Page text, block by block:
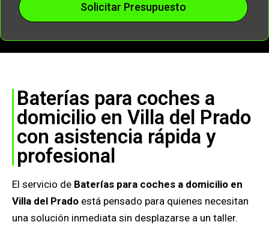
Solicitar Presupuesto
Baterías para coches a
domicilio en Villa del Prado
con asistencia rápida y
profesional
El servicio de Baterías para coches a domicilio en
Villa del Prado está pensado para quienes necesitan
una solución inmediata sin desplazarse a un taller.